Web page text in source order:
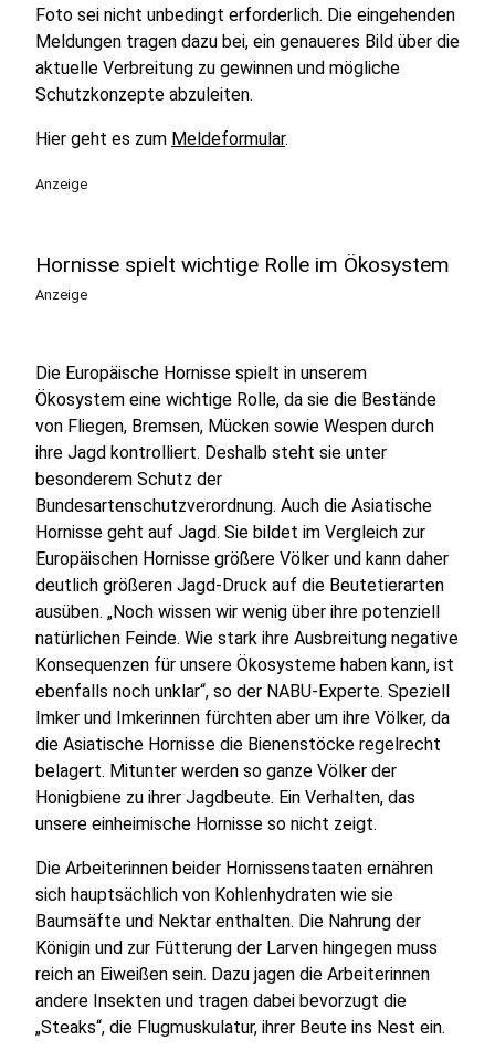
Foto sei nicht unbedingt erforderlich. Die eingehenden
Meldungen tragen dazu bei, ein genaueres Bild über die
aktuelle Verbreitung zu gewinnen und mögliche
Schutzkonzepte abzuleiten.
Hier geht es zum Meldeformular.
Anzeige
Hornisse spielt wichtige Rolle im Ökosystem
Anzeige
Die Europäische Hornisse spielt in unserem
Ökosystem eine wichtige Rolle, da sie die Bestände
von Fliegen, Bremsen, Mücken sowie Wespen durch
ihre Jagd kontrolliert. Deshalb steht sie unter
besonderem Schutz der
Bundesartenschutzverordnung. Auch die Asiatische
Hornisse geht auf Jagd. Sie bildet im Vergleich zur
Europäischen Hornisse größere Völker und kann daher
deutlich größeren Jagd-Druck auf die Beutetierarten
ausüben. „Noch wissen wir wenig über ihre potenziell
natürlichen Feinde. Wie stark ihre Ausbreitung negative
Konsequenzen für unsere Ökosysteme haben kann, ist
ebenfalls noch unklar“, so der NABU-Experte. Speziell
Imker und Imkerinnen fürchten aber um ihre Völker, da
die Asiatische Hornisse die Bienenstöcke regelrecht
belagert. Mitunter werden so ganze Völker der
Honigbiene zu ihrer Jagdbeute. Ein Verhalten, das
unsere einheimische Hornisse so nicht zeigt.
Die Arbeiterinnen beider Hornissenstaaten ernähren
sich hauptsächlich von Kohlenhydraten wie sie
Baumsäfte und Nektar enthalten. Die Nahrung der
Königin und zur Fütterung der Larven hingegen muss
reich an Eiweißen sein. Dazu jagen die Arbeiterinnen
andere Insekten und tragen dabei bevorzugt die
„Steaks“, die Flugmuskulatur, ihrer Beute ins Nest ein.